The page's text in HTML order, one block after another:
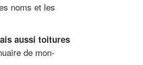
noms et les
aussi toitures
de mon-